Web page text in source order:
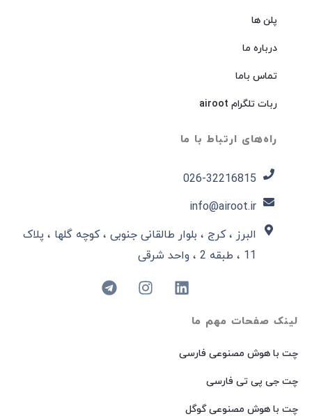
لینک صفحات مهم ما
چت با هوش مصنوعی فارسی
چت جی پی تی فارسی
چت با هوش مصنوعی گوگل
پلن ها
درباره ما
تماس باما
ربات تلگرام airoot
راه‌های ارتباط با ما
026-32216815​
info@airoot.ir
البرز ، کرج ، بلوار طالقانی جنوبی ، کوچه گلها ، پلاک
11 ، طبقه 2 ، واحد شرقی